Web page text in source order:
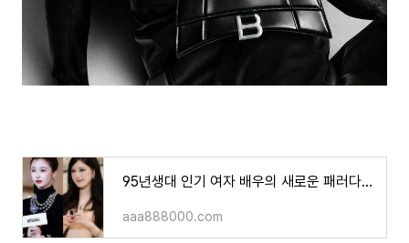
95년생대 인기 여자 배우의 새로운 패러다임~!누군가는 검붉게..또 누군가는 쓸쓸히 물어나지요..
aaa888000.com